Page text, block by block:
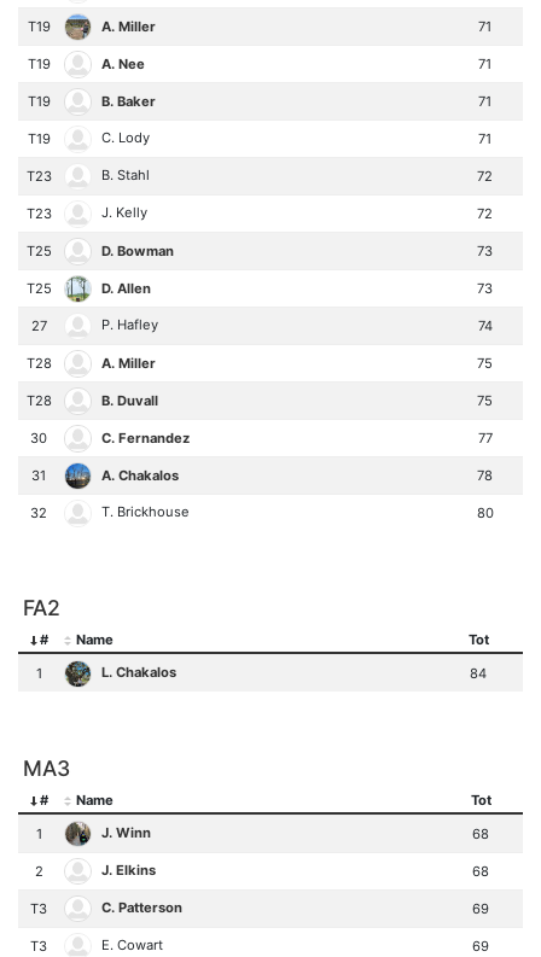
T19 A. Miller 71
T19 A. Nee 71
T19 B. Baker 71
T19 C. Lody 71
T23 B. Stahl 72
T23 J. Kelly 72
T25 D. Bowman 73
T25 D. Allen 73
27 P. Hafley 74
T28 A. Miller 75
T28 B. Duvall 75
30 C. Fernandez 77
31 A. Chakalos 78
32 T. Brickhouse 80
FA2
# Name
Tot
1
L. Chakalos 84
MA3
# Name
Tot
1
J. Winn 68
2 J. Elkins 68
T3 C. Patterson 69
T3 E. Cowart 69